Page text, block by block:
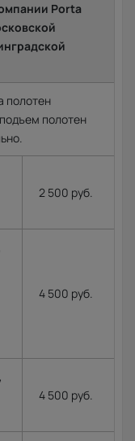
Porta
полотен
полотен
2 500 руб.
4 500 руб.
4 500 руб.